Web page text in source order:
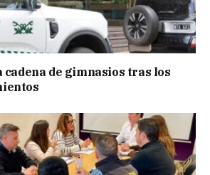
cadena de gimnasios tras los